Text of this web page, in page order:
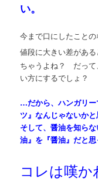
い。
今まで口にしたことの
値段に大きい差がある
ちゃうよね？ だって
い方にするでしょ？
…だから、ハンガリー
ツ』なんじゃないかと
そして、醤油を知ら
油』を『醤油』だと思
コレは嘆か